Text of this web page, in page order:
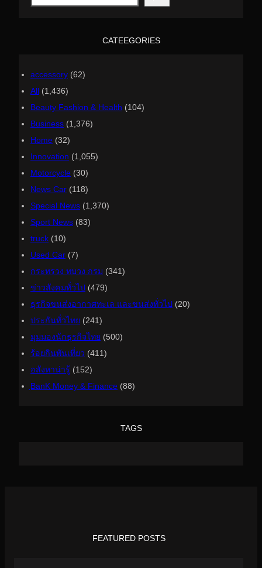
a
CATEEGORIES
accessory (62)
All (1,436)
Beauty Fashion & Health (104)
Business (1,376)
Home (32)
Innovation (1,055)
Motorcycle (30)
News Car (118)
Special News (1,370)
Sport News (83)
truck (10)
Used Car (7)
กระทรวง ทบวง กรม (341)
ข่าวสังคมทั่วไป (479)
ธุรกิจขนส่งอากาศทะเล และขนส่งทั่วไป (20)
ประกันทั่วไทย (241)
มุมมองนักธุรกิจไทย (500)
ร้อยกินพันเที่ยว (411)
อสังหาน่ารู้ (152)
ฺBanK Money & Finance (88)
TAGS
FEATURED POSTS